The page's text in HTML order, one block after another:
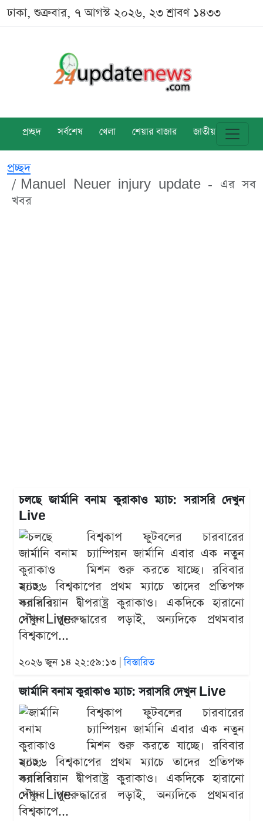
ঢাকা, শুক্রবার, ৭ আগস্ট ২০২৬, ২৩ শ্রাবণ ১৪৩৩
প্রচ্ছদ সর্বশেষ খেলা শেয়ার বাজার জাতীয় বিশ্ব
প্রচ্ছদ
Manuel Neuer injury update - এর সব
খবর
চলছে জার্মানি বনাম কুরাকাও ম্যাচ: সরাসরি দেখুন
Live
বিশ্বকাপ ফুটবলের চারবারের
চ্যাম্পিয়ন জার্মানি এবার এক নতুন
মিশন শুরু করতে যাচ্ছে। রবিবার
২০২৬ বিশ্বকাপের প্রথম ম্যাচে তাদের প্রতিপক্ষ
ক্যারিবিয়ান দ্বীপরাষ্ট্র কুরাকাও। একদিকে হারানো
গৌরব পুনরুদ্ধারের লড়াই, অন্যদিকে প্রথমবার
বিশ্বকাপে...
২০২৬ জুন ১৪ ২২:৫৯:১৩ |বিস্তারিত
জার্মানি বনাম কুরাকাও ম্যাচ: সরাসরি দেখুন Live
বিশ্বকাপ ফুটবলের চারবারের
চ্যাম্পিয়ন জার্মানি এবার এক নতুন
মিশন শুরু করতে যাচ্ছে। রবিবার
২০২৬ বিশ্বকাপের প্রথম ম্যাচে তাদের প্রতিপক্ষ
ক্যারিবিয়ান দ্বীপরাষ্ট্র কুরাকাও। একদিকে হারানো
গৌরব পুনরুদ্ধারের লড়াই, অন্যদিকে প্রথমবার
বিশ্বকাপে...